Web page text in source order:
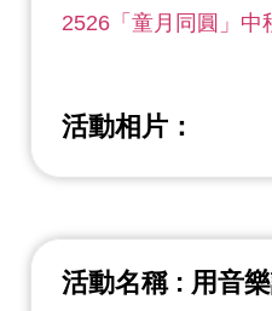
2526「童月同圓」中
活動相片：
活動名稱 : 用音